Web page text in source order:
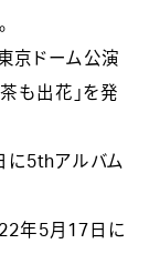
京ドーム公演
も出花」を発
5thアルバム
年5月17日に